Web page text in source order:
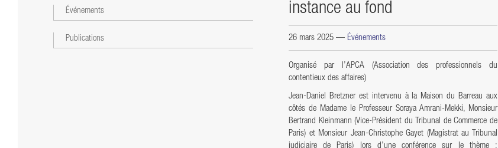
Événements
Publications
instance au fond
26 mars 2025 — Événements
Organisé par l’APCA (Association des professionnels du
contentieux des affaires)
Jean-Daniel Bretzner est intervenu à la Maison du Barreau aux
côtés de Madame le Professeur Soraya Amrani-Mekki, Monsieur
Bertrand Kleinmann (Vice-Président du Tribunal de Commerce de
Paris) et Monsieur Jean-Christophe Gayet (Magistrat au Tribunal
judiciaire de Paris) lors d’une conférence sur le thème :